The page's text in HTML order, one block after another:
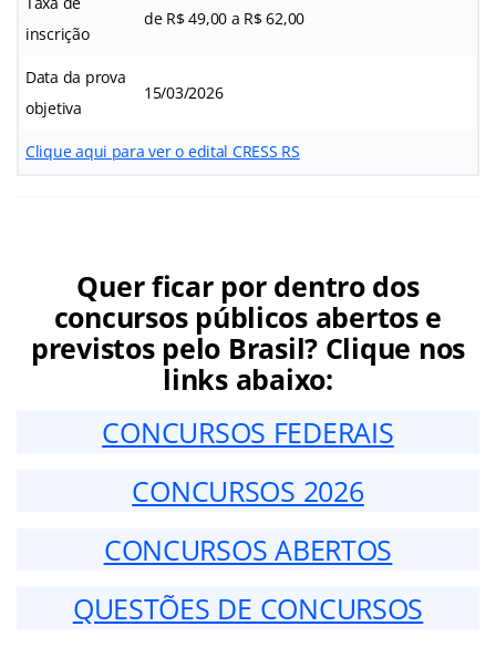
inscrição
de R$ 49,00 a R$ 62,00
Data da prova
objetiva
15/03/2026
Clique aqui para ver o edital CRESS RS
Quer ficar por dentro dos
concursos públicos abertos e
previstos pelo Brasil? Clique nos
links abaixo:
CONCURSOS FEDERAIS
CONCURSOS 2026
CONCURSOS ABERTOS
QUESTÕES DE CONCURSOS